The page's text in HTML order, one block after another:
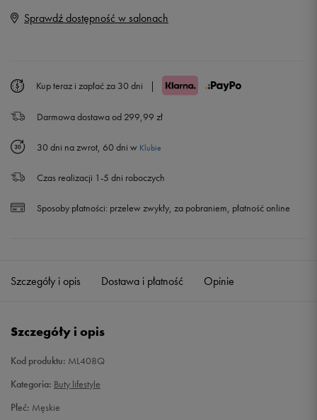
26,5 cm
43 27,5 cm
44 28 cm
44,5 28,5 cm
Sprawdź dostępność w salonach
Kup teraz i zapłać za 30 dni |
Darmowa dostawa od 299,99 zł
30 dni na zwrot, 60 dni w Klubie
Czas realizacji 1-5 dni roboczych
Sposoby płatności: przelew zwykły, za pobraniem, płatność online
Szczegóły i opis Dostawa i płatność Opinie
Szczegóły i opis
Kod produktu: ML408Q
Kategoria: Buty lifestyle
Płeć: Męskie